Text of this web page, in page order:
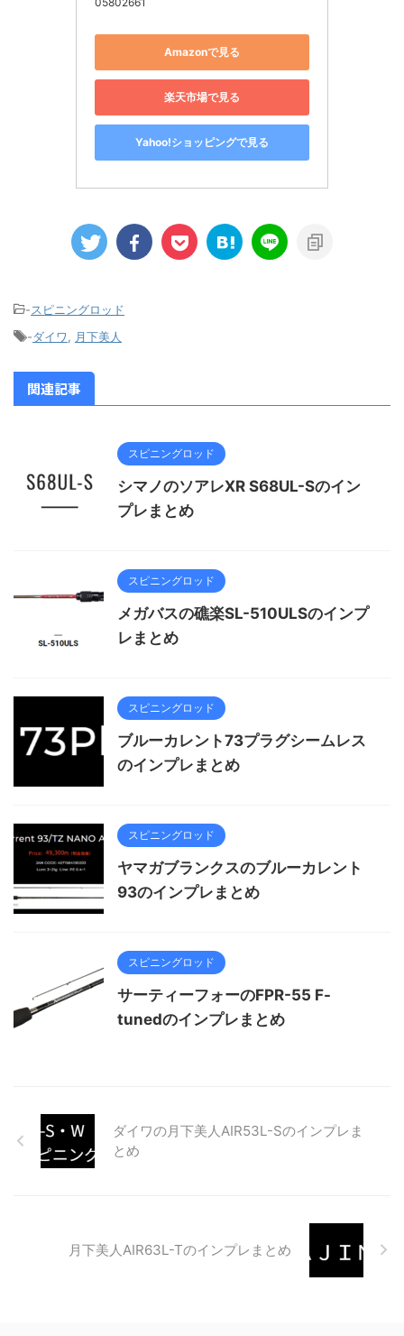
Amazonで見る
楽天市場で見る
Yahoo!ショッピングで見る
-スピニングロッド
-ダイワ 月下美人
関連記事
スピニングロッド
シマノのソアレXR S68UL-Sのイン
プレまとめ
スピニングロッド
メガバスの礁楽SL-510ULSのインプ
レまとめ
スピニングロッド
ブルーカレント73プラグシームレス
のインプレまとめ
スピニングロッド
ヤマガブランクスのブルーカレント
93のインプレまとめ
スピニングロッド
サーティーフォーのFPR-55 F-
tunedのインプレまとめ
ダイワの月下美人AIR53L-Sのインプレま
とめ
月下美人AIR63L-Tのインプレまとめ